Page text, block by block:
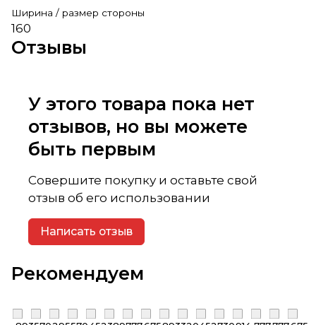
Ширина / размер стороны
160
Отзывы
У этого товара пока нет
отзывов, но вы можете
быть первым
Совершите покупку и оставьте свой
отзыв об его использовании
Написать отзыв
Рекомендуем